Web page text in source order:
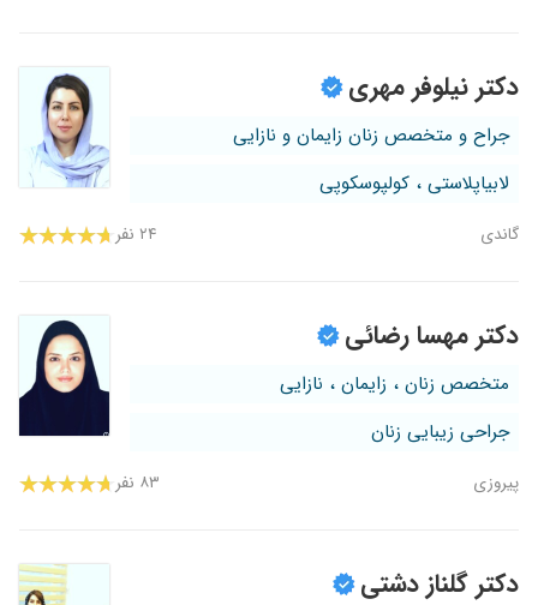
دکتر نیلوفر مهری
جراح و متخصص زنان زایمان و نازایی
لابیاپلاستی ، کولپوسکوپی
گاندی ۲۴ نفر
دکتر مهسا رضائی
متخصص زنان ، زایمان ، نازایی
جراحی زیبایی زنان
پیروزی ۸۳ نفر
دکتر گلناز دشتی